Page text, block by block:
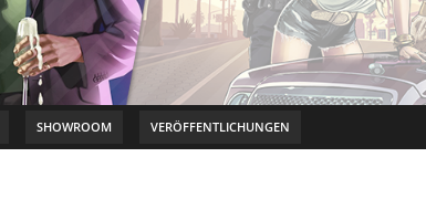
SHOWROOM VERÖFFENTLICHUNGEN